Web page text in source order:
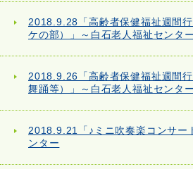
2018.9.28「高齢者保健福祉週間
ケの部）」～白石老人福祉センター
2018.9.26「高齢者保健福祉週間
舞踊等）」～白石老人福祉センター
2018.9.21「♪ミニ吹奏楽コンサー
ンター